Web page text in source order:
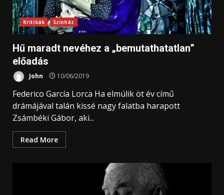
Kritikák Színház
Hű maradt nevéhez a „bemutathatatlan”
előadás
John 10/06/2019
Federico García Lorca Ha elmúlik öt év című
drámájával talán kissé nagy falatba harapott
Zsámbéki Gábor, aki...
Read More